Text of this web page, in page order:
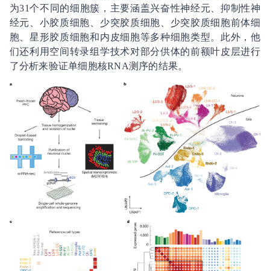
为31个不同的细胞簇，主要涵盖兴奋性神经元、抑制性神
经元、小胶质细胞、少突胶质细胞、少突胶质细胞前体细
胞、星形胶质细胞和内皮细胞等多种细胞类型。此外，他
们还利用空间转录组学技术对部分供体的前额叶皮层进行
了分析来验证单细胞核RNA测序的结果。